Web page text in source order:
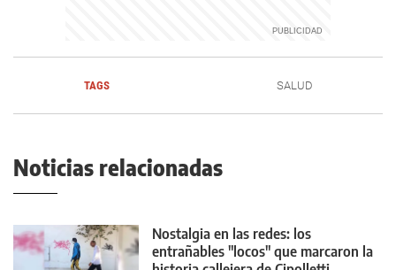
TAGS SALUD
Noticias relacionadas
Nostalgia en las redes: los
entrañables "locos" que marcaron la